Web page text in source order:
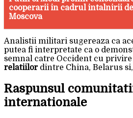
cooperarii in cadrul intalnirii
Moscova
Analistii militari sugereaza ca
putea fi interpretate ca o
semnal catre Occident cu privire
relatiilor dintre China, Belarus
Raspunsul
internationale